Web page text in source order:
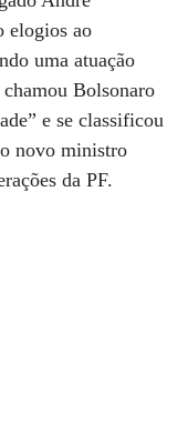
elogios ao
uma atuação
Bolsonaro
e se classificou
novo ministro
da PF.